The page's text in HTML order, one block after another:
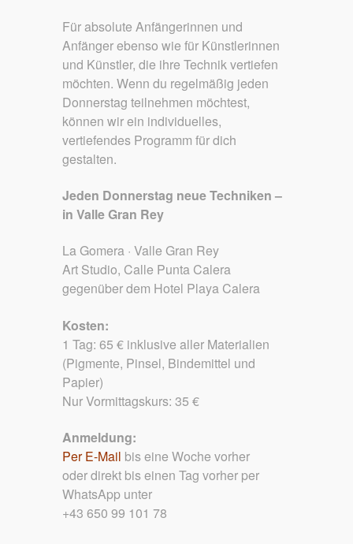
Für absolute Anfängerinnen und
Anfänger ebenso wie für Künstlerinnen
und Künstler, die ihre Technik vertiefen
möchten. Wenn du regelmäßig jeden
Donnerstag teilnehmen möchtest,
können wir ein individuelles,
vertiefendes Programm für dich
gestalten.
Jeden Donnerstag neue Techniken –
in Valle Gran Rey
La Gomera · Valle Gran Rey
Art Studio, Calle Punta Calera
gegenüber dem Hotel Playa Calera
Kosten:
1 Tag: 65 € inklusive aller Materialien
(Pigmente, Pinsel, Bindemittel und
Papier)
Nur Vormittagskurs: 35 €
Anmeldung:
Per E-Mail bis eine Woche vorher
oder direkt bis einen Tag vorher per
WhatsApp unter
+43 650 99 101 78